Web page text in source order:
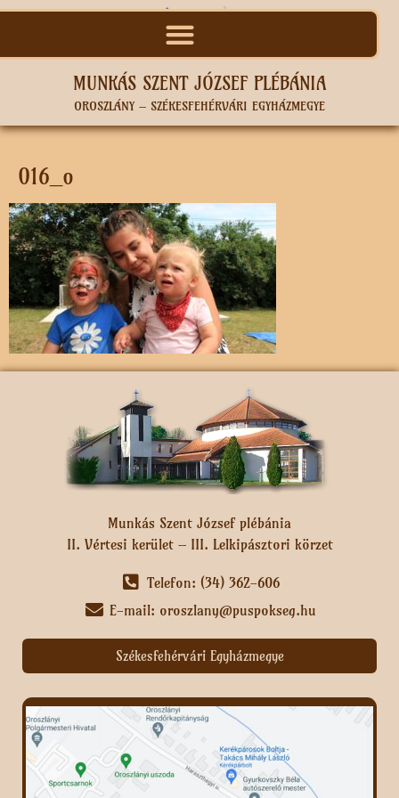
MUNKÁS SZENT JÓZSEF PLÉBÁNIA
OROSZLÁNY – SZÉKESFEHÉRVÁRI EGYHÁZMEGYE
016_o
Munkás Szent József plébánia
II. Vértesi kerület – III. Lelkipásztori körzet
Telefon: (34) 362-606
E-mail: oroszlany@puspokseg.hu
Székesfehérvári Egyházmegye